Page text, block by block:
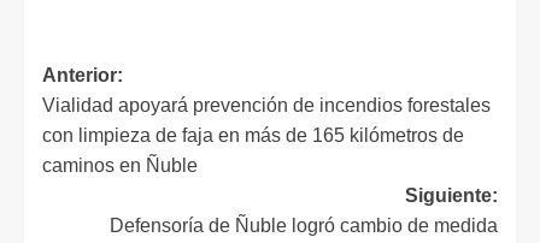
Anterior:
Vialidad apoyará prevención de incendios forestales
con limpieza de faja en más de 165 kilómetros de
caminos en Ñuble
Siguiente:
Defensoría de Ñuble logró cambio de medida